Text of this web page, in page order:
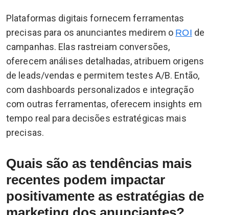
Plataformas digitais fornecem ferramentas
precisas para os anunciantes medirem o ROI de
campanhas. Elas rastreiam conversões,
oferecem análises detalhadas, atribuem origens
de leads/vendas e permitem testes A/B. Então,
com dashboards personalizados e integração
com outras ferramentas, oferecem insights em
tempo real para decisões estratégicas mais
precisas.
Quais são as tendências mais
recentes podem impactar
positivamente as estratégias de